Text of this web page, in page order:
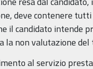
deve contenere
il candidato intende
la non valutazione
al servizio